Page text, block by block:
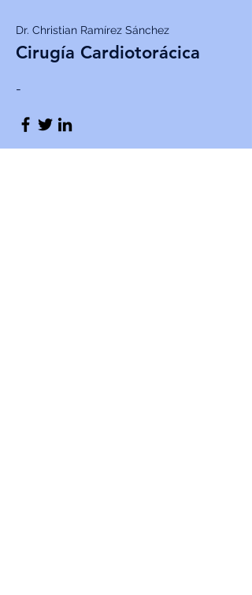
Dr. Christian Ramírez Sánchez
Cirugía Cardiotorácica
-